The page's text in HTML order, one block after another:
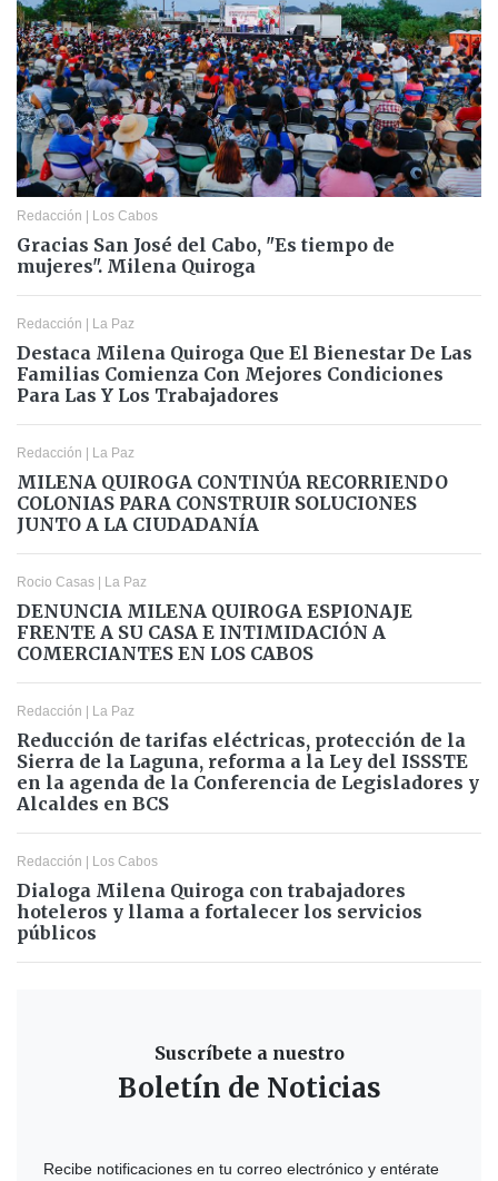
Redacción | Los Cabos
Gracias San José del Cabo, "Es tiempo de
mujeres". Milena Quiroga
Redacción | La Paz
Destaca Milena Quiroga Que El Bienestar De Las
Familias Comienza Con Mejores Condiciones
Para Las Y Los Trabajadores
Redacción | La Paz
MILENA QUIROGA CONTINÚA RECORRIENDO
COLONIAS PARA CONSTRUIR SOLUCIONES
JUNTO A LA CIUDADANÍA
Rocio Casas | La Paz
DENUNCIA MILENA QUIROGA ESPIONAJE
FRENTE A SU CASA E INTIMIDACIÓN A
COMERCIANTES EN LOS CABOS
Redacción | La Paz
Reducción de tarifas eléctricas, protección de la
Sierra de la Laguna, reforma a la Ley del ISSSTE
en la agenda de la Conferencia de Legisladores y
Alcaldes en BCS
Redacción | Los Cabos
Dialoga Milena Quiroga con trabajadores
hoteleros y llama a fortalecer los servicios
públicos
Suscríbete a nuestro
Boletín de Noticias
Recibe notificaciones en tu correo electrónico y entérate